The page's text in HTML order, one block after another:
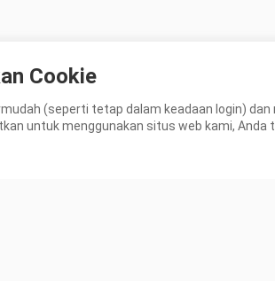
Cookie
(seperti tetap dalam keadaan login)
untuk menggunakan situs web kami,